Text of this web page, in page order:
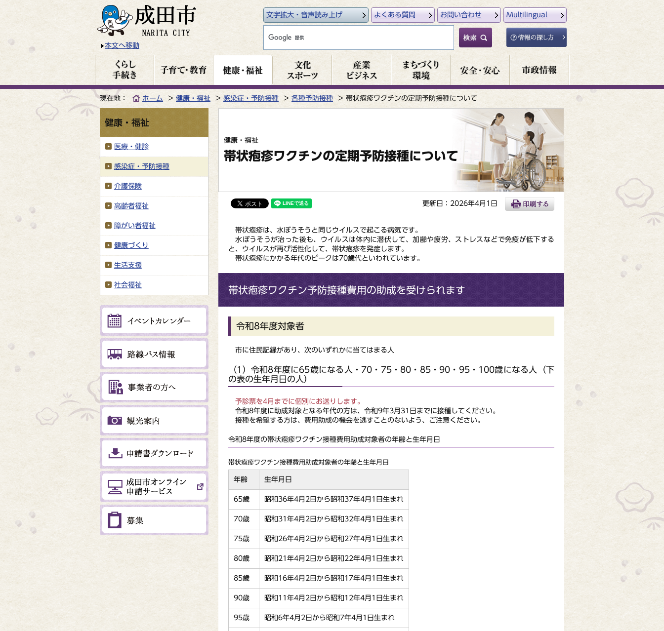
本文へ移動
文字拡大・音声読み上げ よくある質問 お問い合わせ Multilingual
現在地： ホーム 健康・福祉 感染症・予防接種 各種予防接種 帯状疱疹ワクチンの定期予防接種について
健康・福祉
帯状疱疹ワクチンの定期予防接種について
更新日：2026年4月1日
帯状疱疹は、水ぼうそうと同じウイルスで起こる病気です。
水ぼうそうが治った後も、ウイルスは体内に潜伏して、加齢や疲労、ストレスなどで免疫が低下する
と、ウイルスが再び活性化して、帯状疱疹を発症します。
帯状疱疹にかかる年代のピークは70歳代といわれています。
帯状疱疹ワクチン予防接種費用の助成を受けられます
令和8年度対象者
市に住民記録があり、次のいずれかに当てはまる人
（1）令和8年度に65歳になる人・70・75・80・85・90・95・100歳になる人（下
の表の生年月日の人）
予診票を4月までに個別にお送りします。
令和8年度に助成対象となる年代の方は、令和9年3月31日までに接種してください。
接種を希望する方は、費用助成の機会を逃すことのないよう、ご注意ください。
令和8年度の帯状疱疹ワクチン接種費用助成対象者の年齢と生年月日
帯状疱疹ワクチン接種費用助成対象者の年齢と生年月日
年齢 生年月日
65歳 昭和36年4月2日から昭和37年4月1日生まれ
70歳 昭和31年4月2日から昭和32年4月1日生まれ
75歳 昭和26年4月2日から昭和27年4月1日生まれ
80歳 昭和21年4月2日から昭和22年4月1日生まれ
85歳 昭和16年4月2日から昭和17年4月1日生まれ
90歳 昭和11年4月2日から昭和12年4月1日生まれ
95歳 昭和6年4月2日から昭和7年4月1日生まれ
健康・福祉
医療・健診
感染症・予防接種
介護保険
高齢者福祉
障がい者福祉
健康づくり
生活支援
社会福祉